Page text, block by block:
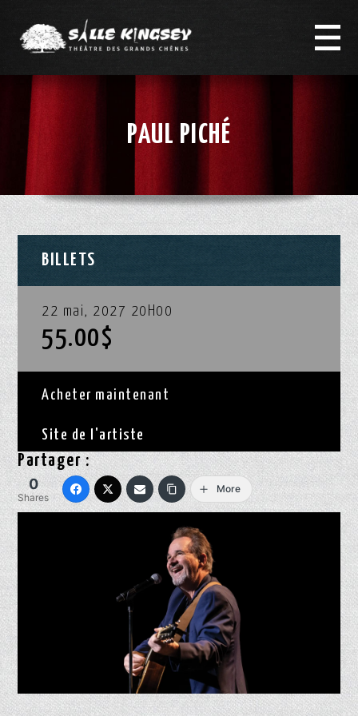
PAUL PICHÉ
BILLETS
22 mai, 2027 20H00
55.00$
Acheter maintenant
Site de l'artiste
Partager :
0
Shares
More